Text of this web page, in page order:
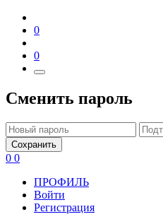
0
0
Сменить пароль
Сохранить
0 0
ПРОФИЛЬ
Войти
Регистрация